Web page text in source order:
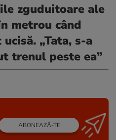
zguduitoare ale
metrou când
„Tata, s-a
trenul peste ea”
ABONEAZĂ-TE